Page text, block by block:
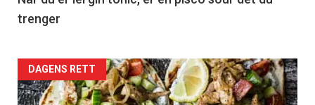
trenger
Forsiden
DAGENS RETT